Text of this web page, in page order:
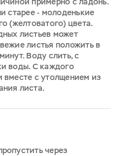
старее - молоденькие
(желтоватого) цвета.
листьев может
листья положить в
Воду слить, с
воды. С каждого
вместе с утолщением из
листа.
через